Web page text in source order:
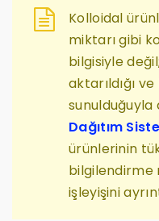
Kolloidal
miktarı gibi
bilgisiyle
aktarıldığı
sunulduğuyla
Dağıtım
ürünlerinin
bilgilendirme
işleyişini